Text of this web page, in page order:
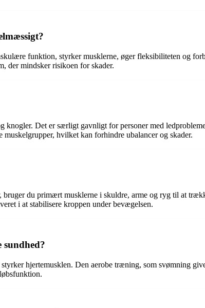
funktion, styrker musklerne, øger fleksibiliteten og
der mindsker risikoen for skader.
Det er særligt gavnligt for personer med
hvilket kan forhindre ubalancer og skader.
du primært musklerne i skuldre, arme og ryg til at
i at stabilisere kroppen under bevægelsen.
hjertemusklen. Den aerobe træning, som svømning